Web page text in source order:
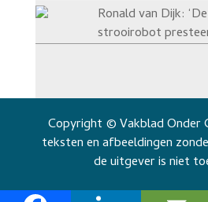
Ronald van Dijk:
strooirobot
Copyright © Vakblad Onder
teksten en afbeeldingen
de uitgever is niet